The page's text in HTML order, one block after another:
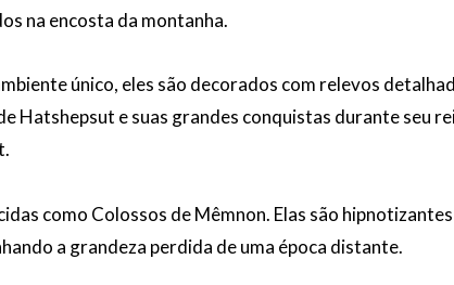
na encosta da montanha.
único, eles são decorados com relevos
Hatshepsut e suas grandes conquistas durante seu
como Colossos de Mêmnon. Elas são
a grandeza perdida de uma época distante.